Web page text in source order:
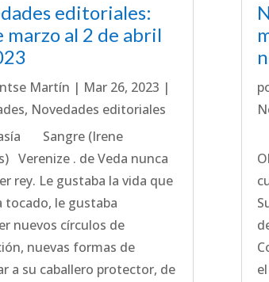
editoriales:
marzo al 2 de abril
Martín | Mar 26, 2023 |
, Novedades editoriales
Sangre (Irene
Verenize . de Veda nunca
rey. Le gustaba la vida que
tocado, le gustaba
nuevos círculos de
nuevas formas de
a su caballero protector, de